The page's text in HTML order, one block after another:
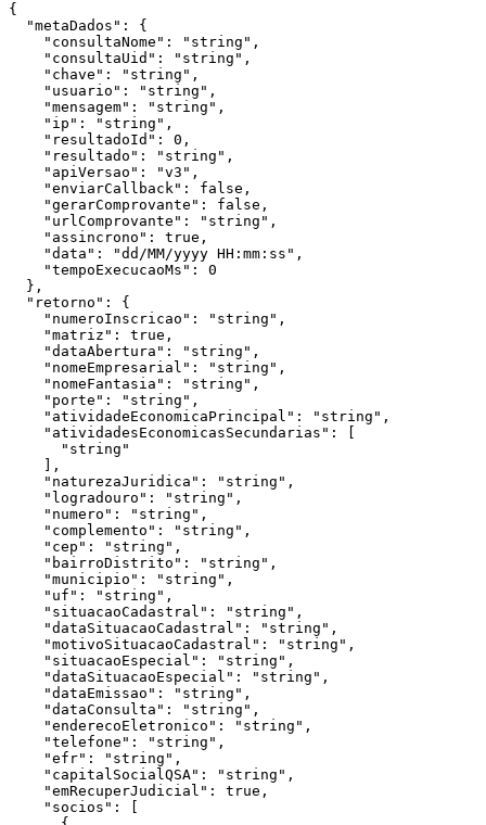
{
  "metaDados": {
    "consultaNome": "string",
    "consultaUid": "string",
    "chave": "string",
    "usuario": "string",
    "mensagem": "string",
    "ip": "string",
    "resultadoId": 0,
    "resultado": "string",
    "apiVersao": "v3",
    "enviarCallback": false,
    "gerarComprovante": false,
    "urlComprovante": "string",
    "assincrono": true,
    "data": "dd/MM/yyyy HH:mm:ss",
    "tempoExecucaoMs": 0
  },
  "retorno": {
    "numeroInscricao": "string",
    "matriz": true,
    "dataAbertura": "string",
    "nomeEmpresarial": "string",
    "nomeFantasia": "string",
    "porte": "string",
    "atividadeEconomicaPrincipal": "string",
    "atividadesEconomicasSecundarias": [
      "string"
    ],
    "naturezaJuridica": "string",
    "logradouro": "string",
    "numero": "string",
    "complemento": "string",
    "cep": "string",
    "bairroDistrito": "string",
    "municipio": "string",
    "uf": "string",
    "situacaoCadastral": "string",
    "dataSituacaoCadastral": "string",
    "motivoSituacaoCadastral": "string",
    "situacaoEspecial": "string",
    "dataSituacaoEspecial": "string",
    "dataEmissao": "string",
    "dataConsulta": "string",
    "enderecoEletronico": "string",
    "telefone": "string",
    "efr": "string",
    "capitalSocialQSA": "string",
    "emRecuperJudicial": true,
    "socios": [